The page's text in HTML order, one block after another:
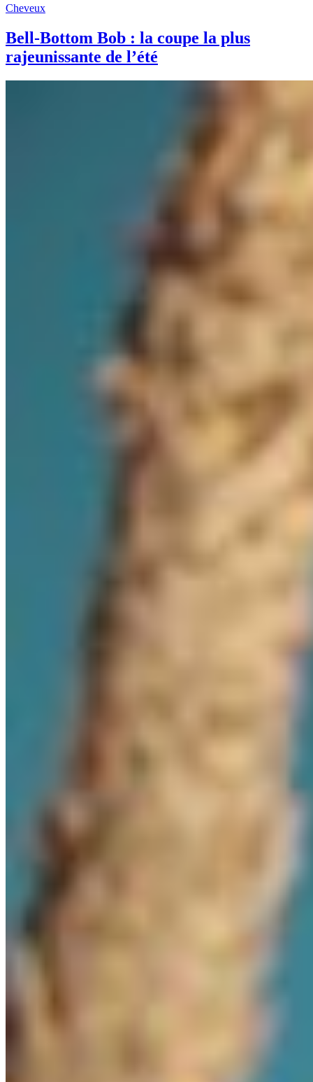
Cheveux
Bell-Bottom Bob : la coupe la plus
rajeunissante de l’été